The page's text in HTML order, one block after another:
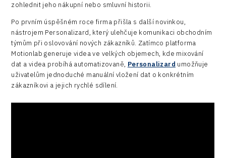
zohlednit jeho nákupní nebo smluvní historii.
Po prvním úspěšném roce firma přišla s další novinkou,
nástrojem Personalizard, který ulehčuje komunikaci obchodním
týmům při oslovování nových zákazníků. Zatímco platforma
Motionlab generuje videa ve velkých objemech, kde mixování
dat a videa probíhá automatizovaně, Personalizard umožňuje
uživatelům jednoduché manuální vložení dat o konkrétním
zákazníkovi a jejich rychlé sdílení.